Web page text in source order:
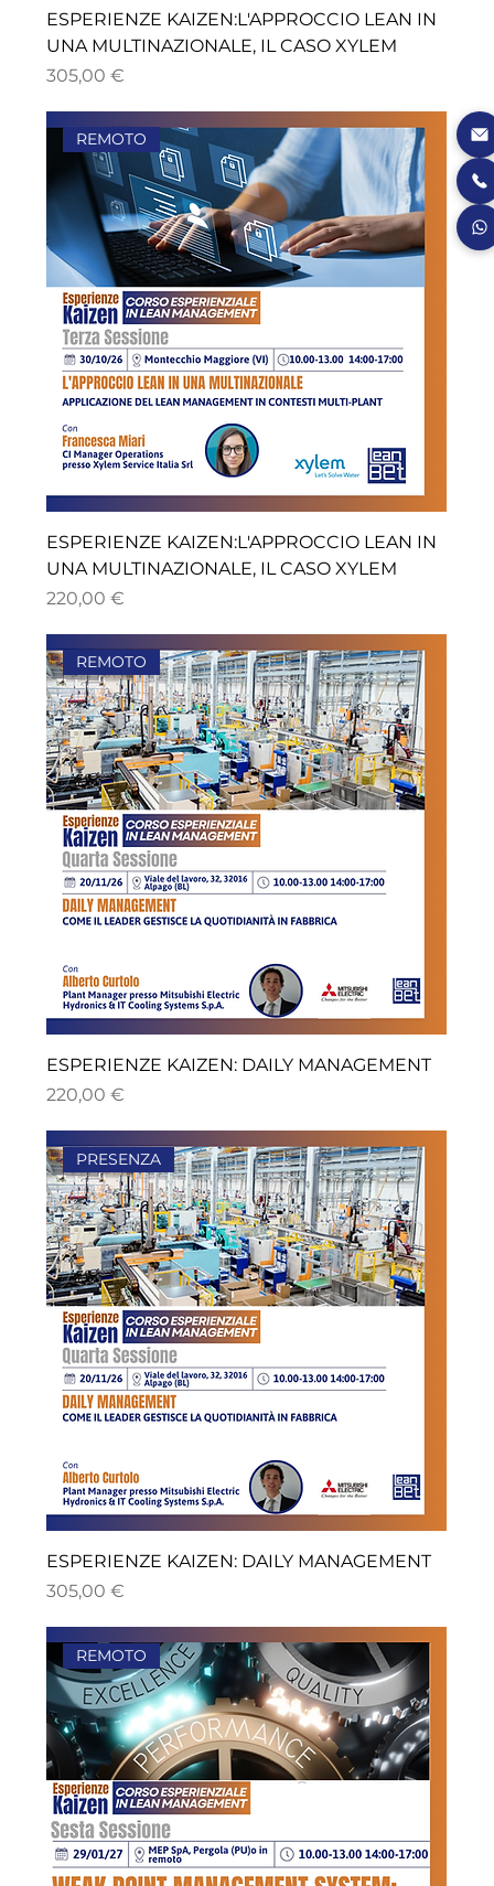
ESPERIENZE KAIZEN:L'APPROCCIO LEAN IN
UNA MULTINAZIONALE, IL CASO XYLEM
Prezzo
305,00 €
REMOTO
ESPERIENZE KAIZEN:L'APPROCCIO LEAN IN
UNA MULTINAZIONALE, IL CASO XYLEM
Prezzo
220,00 €
REMOTO
ESPERIENZE KAIZEN: DAILY MANAGEMENT
Prezzo
220,00 €
PRESENZA
ESPERIENZE KAIZEN: DAILY MANAGEMENT
Prezzo
305,00 €
REMOTO